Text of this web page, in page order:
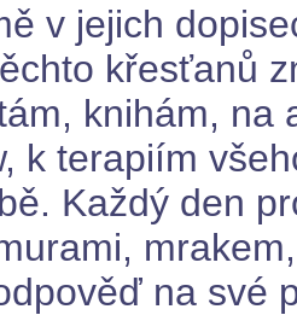
v jejich
křesťanů
knihám, na
k terapiím
Každý den
na své